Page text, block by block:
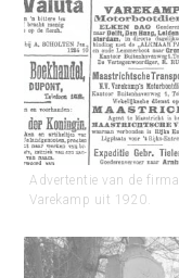
Advertentie van de firma
Varekamp uit 1920.